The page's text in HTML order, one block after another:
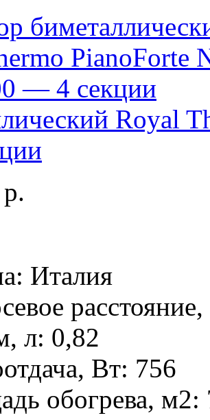
Royal
р.
Италия
л: 0,82
Вт: 756
обогрева, м2: